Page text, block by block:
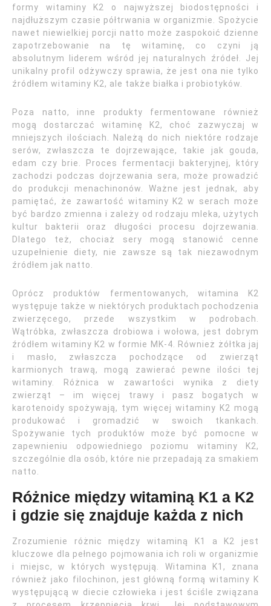
formy witaminy K2 o najwyższej biodostępności i
najdłuższym czasie półtrwania w organizmie. Spożycie
nawet niewielkiej porcji natto może zaspokoić dzienne
zapotrzebowanie na tę witaminę, co czyni ją
absolutnym liderem wśród jej naturalnych źródeł. Jej
unikalny profil odżywczy sprawia, że jest ona nie tylko
źródłem witaminy K2, ale także białka i probiotyków.
Poza natto, inne produkty fermentowane również
mogą dostarczać witaminę K2, choć zazwyczaj w
mniejszych ilościach. Należą do nich niektóre rodzaje
serów, zwłaszcza te dojrzewające, takie jak gouda,
edam czy brie. Proces fermentacji bakteryjnej, który
zachodzi podczas dojrzewania sera, może prowadzić
do produkcji menachinonów. Ważne jest jednak, aby
pamiętać, że zawartość witaminy K2 w serach może
być bardzo zmienna i zależy od rodzaju mleka, użytych
kultur bakterii oraz długości procesu dojrzewania.
Dlatego też, chociaż sery mogą stanowić cenne
uzupełnienie diety, nie zawsze są tak niezawodnym
źródłem jak natto.
Oprócz produktów fermentowanych, witamina K2
występuje także w niektórych produktach pochodzenia
zwierzęcego, przede wszystkim w podrobach.
Wątróbka, zwłaszcza drobiowa i wołowa, jest dobrym
źródłem witaminy K2 w formie MK-4. Również żółtka jaj
i masło, zwłaszcza pochodzące od zwierząt
karmionych trawą, mogą zawierać pewne ilości tej
witaminy. Różnica w zawartości wynika z diety
zwierząt – im więcej trawy i pasz bogatych w
karotenoidy spożywają, tym więcej witaminy K2 mogą
produkować i gromadzić w swoich tkankach.
Spożywanie tych produktów może być pomocne w
zapewnieniu odpowiedniego poziomu witaminy K2,
szczególnie dla osób, które nie przepadają za smakiem
natto.
Różnice między witaminą K1 a K2
i gdzie się znajduje każda z nich
Zrozumienie różnic między witaminą K1 a K2 jest
kluczowe dla pełnego pojmowania ich roli w organizmie
i miejsc, w których występują. Witamina K1, znana
również jako filochinon, jest główną formą witaminy K
występującą w diecie człowieka i jest ściśle związana